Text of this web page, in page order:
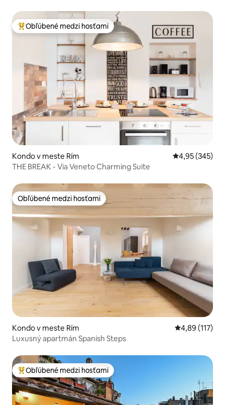
Najobľúbenejšie medzi hosťami
Obľúbené medzi hosťami
Kondo v meste Rím Priemerné
4,95 (345)
THE BREAK - Via Veneto Charming Suite
Obľúbené medzi hosťami
Obľúbené medzi hosťami
Kondo v meste Rím Priemerné
4,89 (117)
Luxusný apartmán Spanish Steps
Najobľúbenejšie medzi hosťami
Obľúbené medzi hosťami